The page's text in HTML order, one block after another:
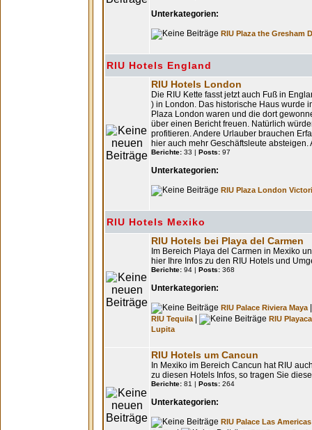
Unterkategorien:
RIU Plaza the Gresham
RIU Hotels England
RIU Hotels London
Die RIU Kette fasst jetzt auch Fuß in
) in London. Das historische Haus wurde
Plaza London waren und die dort
über einen Bericht freuen. Natürlich
profitieren. Andere Urlauber brauchen
hier auch mehr Geschäftsleute
Berichte: 33 | Posts: 97
Unterkategorien:
RIU Plaza London
RIU Hotels Mexiko
RIU Hotels bei Playa del Carmen
Im Bereich Playa del Carmen in Mexiko
hier Ihre Infos zu den RIU Hotels und
Berichte: 94 | Posts: 368
Unterkategorien:
RIU Palace Riviera Maya
RIU Tequila|
RIU
Lupita
RIU Hotels um Cancun
In Mexiko im Bereich Cancun hat RIU
zu diesen Hotels Infos, so tragen Sie
Berichte: 81 | Posts: 264
Unterkategorien:
RIU Palace Las Americas